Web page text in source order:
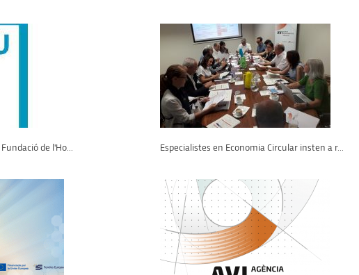
Fundació de l'Ho... Especialistes en Economia Circular insten a r...